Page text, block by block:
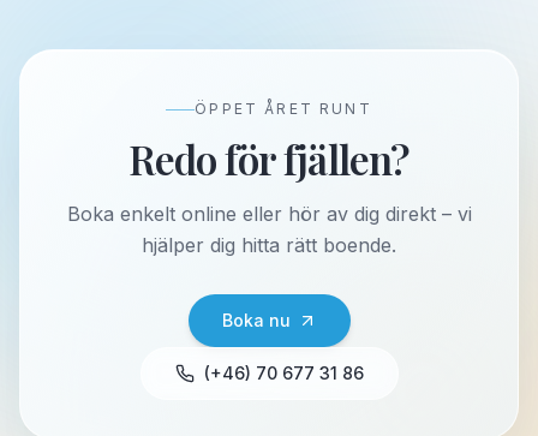
ÖPPET ÅRET RUNT
Redo för fjällen?
Boka enkelt online eller hör av dig direkt – vi
hjälper dig hitta rätt boende.
Boka nu
(+46) 70 677 31 86